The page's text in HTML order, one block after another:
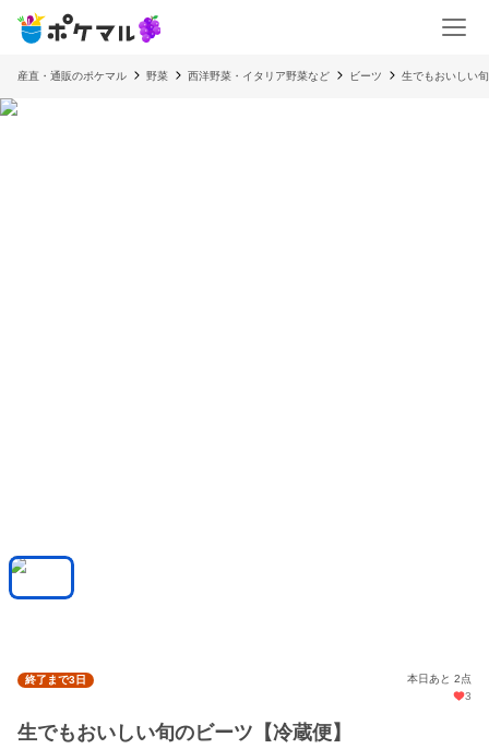
産直・通販のポケマル 野菜 西洋野菜・イタリア野菜など ビーツ 生でもおいしい
終了まで3日
本日あと 2点
3
生でもおいしい旬のビーツ【冷蔵便】